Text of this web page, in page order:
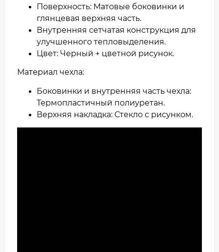
Поверхность: Матовые боковинки и
глянцевая верхняя часть.
Внутренняя сетчатая конструкция для
улучшенного тепловыделения.
Цвет: Черный + цветной рисунок.
Материал чехла:
Боковинки и внутренняя часть чехла:
Термопластичный полиуретан.
Верхняя накладка: Стекло с рисунком.